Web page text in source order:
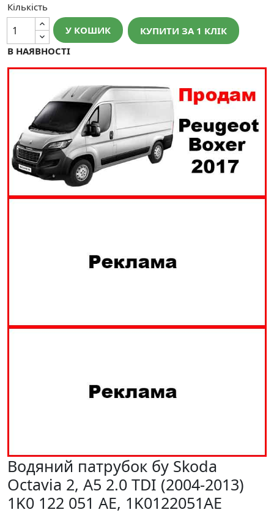
Кількість
У КОШИК
КУПИТИ ЗА 1 КЛIК
В НАЯВНОСТІ
Водяний патрубок бу Skoda
Octavia 2, A5 2.0 TDI (2004-2013)
1K0 122 051 AE, 1K0122051AE